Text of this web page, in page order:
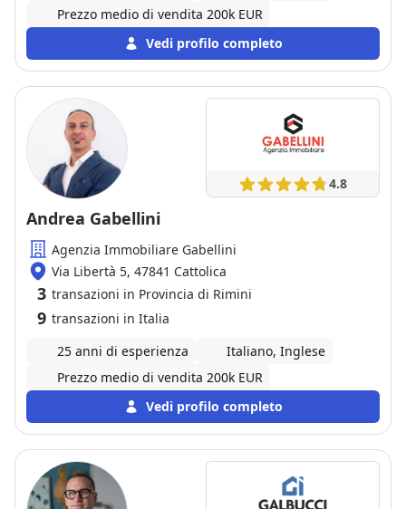
Prezzo medio di vendita 200k EUR
Vedi profilo completo
4.8
Andrea Gabellini
Agenzia Immobiliare Gabellini
Via Libertà 5, 47841 Cattolica
3 transazioni in Provincia di Rimini
9 transazioni in Italia
25 anni di esperienza
Italiano, Inglese
Prezzo medio di vendita 200k EUR
Vedi profilo completo